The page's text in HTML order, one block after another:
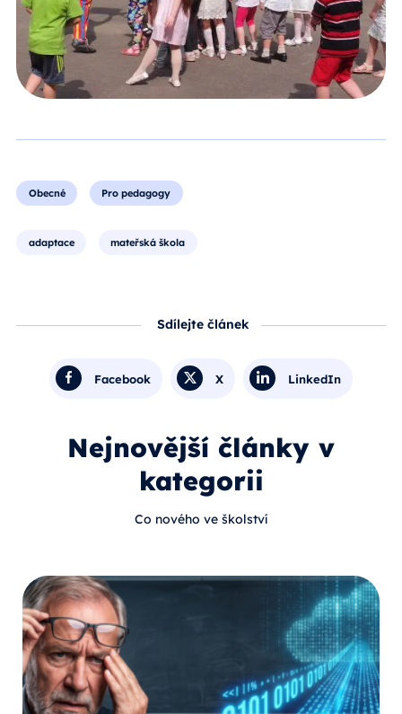
Obecné Pro pedagogy
adaptace mateřská škola
Sdílejte článek
Facebook X LinkedIn
Nejnovější články v
kategorii
Co nového ve školství